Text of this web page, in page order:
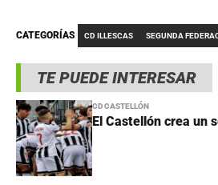
TE PUEDE INTERESAR
CD CASTELLÓN
El Castellón crea un
CATEGORÍAS CD ILLESCAS SEGUNDA